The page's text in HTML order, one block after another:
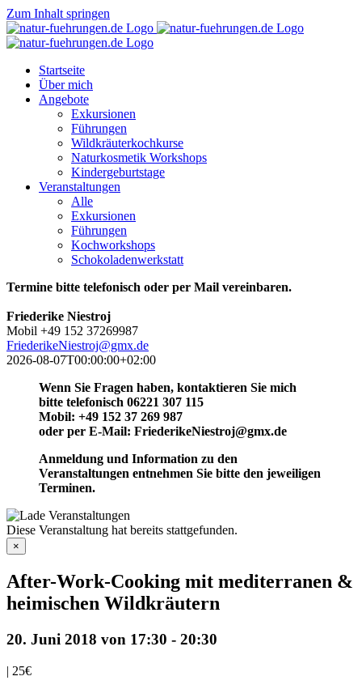
Zum Inhalt springen
Startseite
Über mich
Angebote
Exkursionen
Führungen
Wildkräuterkochkurse
Naturkosmetik Workshops
Kindergeburtstage
Veranstaltungen
Alle
Exkursionen
Führungen
Kochworkshops
Schokoladenwerkstatt
Termine bitte telefonisch oder per Mail vereinbaren.
Friederike Niestroj
Mobil +49 152 37269987
FriederikeNiestroj@gmx.de
2026-08-07T00:00:00+02:00
Wenn Sie Fragen haben, kontaktieren Sie mich
bitte telefonisch 06221 307 115
Mobil: +49 152 37 269 987
oder per E-Mail: FriederikeNiestroj@gmx.de
Anmeldung und Information zu den
Veranstaltungen entnehmen Sie bitte den jeweiligen
Terminen.
Diese Veranstaltung hat bereits stattgefunden.
×
After-Work-Cooking mit mediterranen &
heimischen Wildkräutern
20. Juni 2018 von 17:30 - 20:30
| 25€